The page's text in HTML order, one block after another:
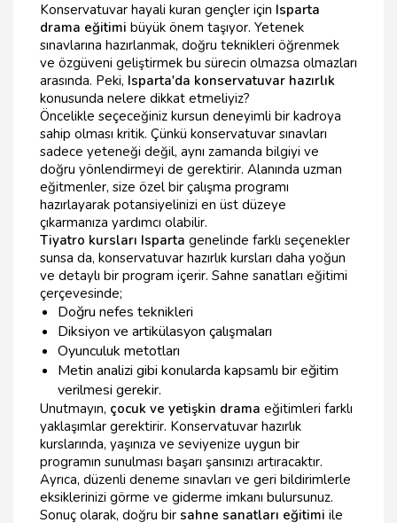
Konservatuvar hayali kuran gençler için Isparta
drama eğitimi büyük önem taşıyor. Yetenek
sınavlarına hazırlanmak, doğru teknikleri öğrenmek
ve özgüveni geliştirmek bu sürecin olmazsa olmazları
arasında. Peki, Isparta'da konservatuvar hazırlık
konusunda nelere dikkat etmeliyiz?
Öncelikle seçeceğiniz kursun deneyimli bir kadroya
sahip olması kritik. Çünkü konservatuvar sınavları
sadece yeteneği değil, aynı zamanda bilgiyi ve
doğru yönlendirmeyi de gerektirir. Alanında uzman
eğitmenler, size özel bir çalışma programı
hazırlayarak potansiyelinizi en üst düzeye
çıkarmanıza yardımcı olabilir.
Tiyatro kursları Isparta genelinde farklı seçenekler
sunsa da, konservatuvar hazırlık kursları daha yoğun
ve detaylı bir program içerir. Sahne sanatları eğitimi
çerçevesinde;
Doğru nefes teknikleri
Diksiyon ve artikülasyon çalışmaları
Oyunculuk metotları
Metin analizi gibi konularda kapsamlı bir eğitim
verilmesi gerekir.
Unutmayın, çocuk ve yetişkin drama eğitimleri farklı
yaklaşımlar gerektirir. Konservatuvar hazırlık
kurslarında, yaşınıza ve seviyenize uygun bir
programın sunulması başarı şansınızı artıracaktır.
Ayrıca, düzenli deneme sınavları ve geri bildirimlerle
eksiklerinizi görme ve giderme imkanı bulursunuz.
Sonuç olarak, doğru bir sahne sanatları eğitimi ile